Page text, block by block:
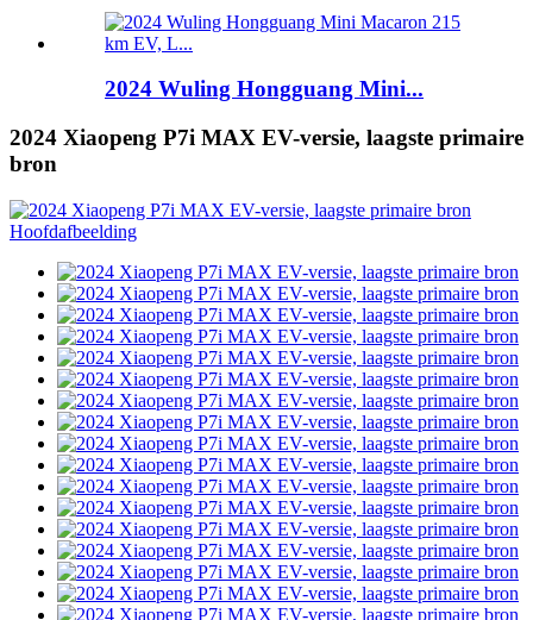
2024 Wuling Hongguang Mini...
2024 Xiaopeng P7i MAX EV-versie, laagste primaire
bron